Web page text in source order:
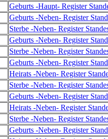
Geburts -Haupt- Register
Geburts -Neben- Register
Sterbe -Neben- Register
Geburts -Neben- Register
Sterbe -Neben- Register
Geburts -Neben- Register
Heirats -Neben- Register
Sterbe -Neben- Register
Geburts -Neben- Register
Heirats -Neben- Register
Sterbe -Neben- Register
Geburts -Neben- Register